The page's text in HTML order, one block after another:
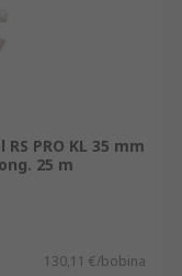
PRO KL 35 mm
25 m
130,11 €/bobina